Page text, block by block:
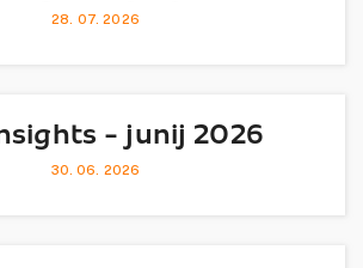
28. 07. 2026
- junij 2026
30. 06. 2026